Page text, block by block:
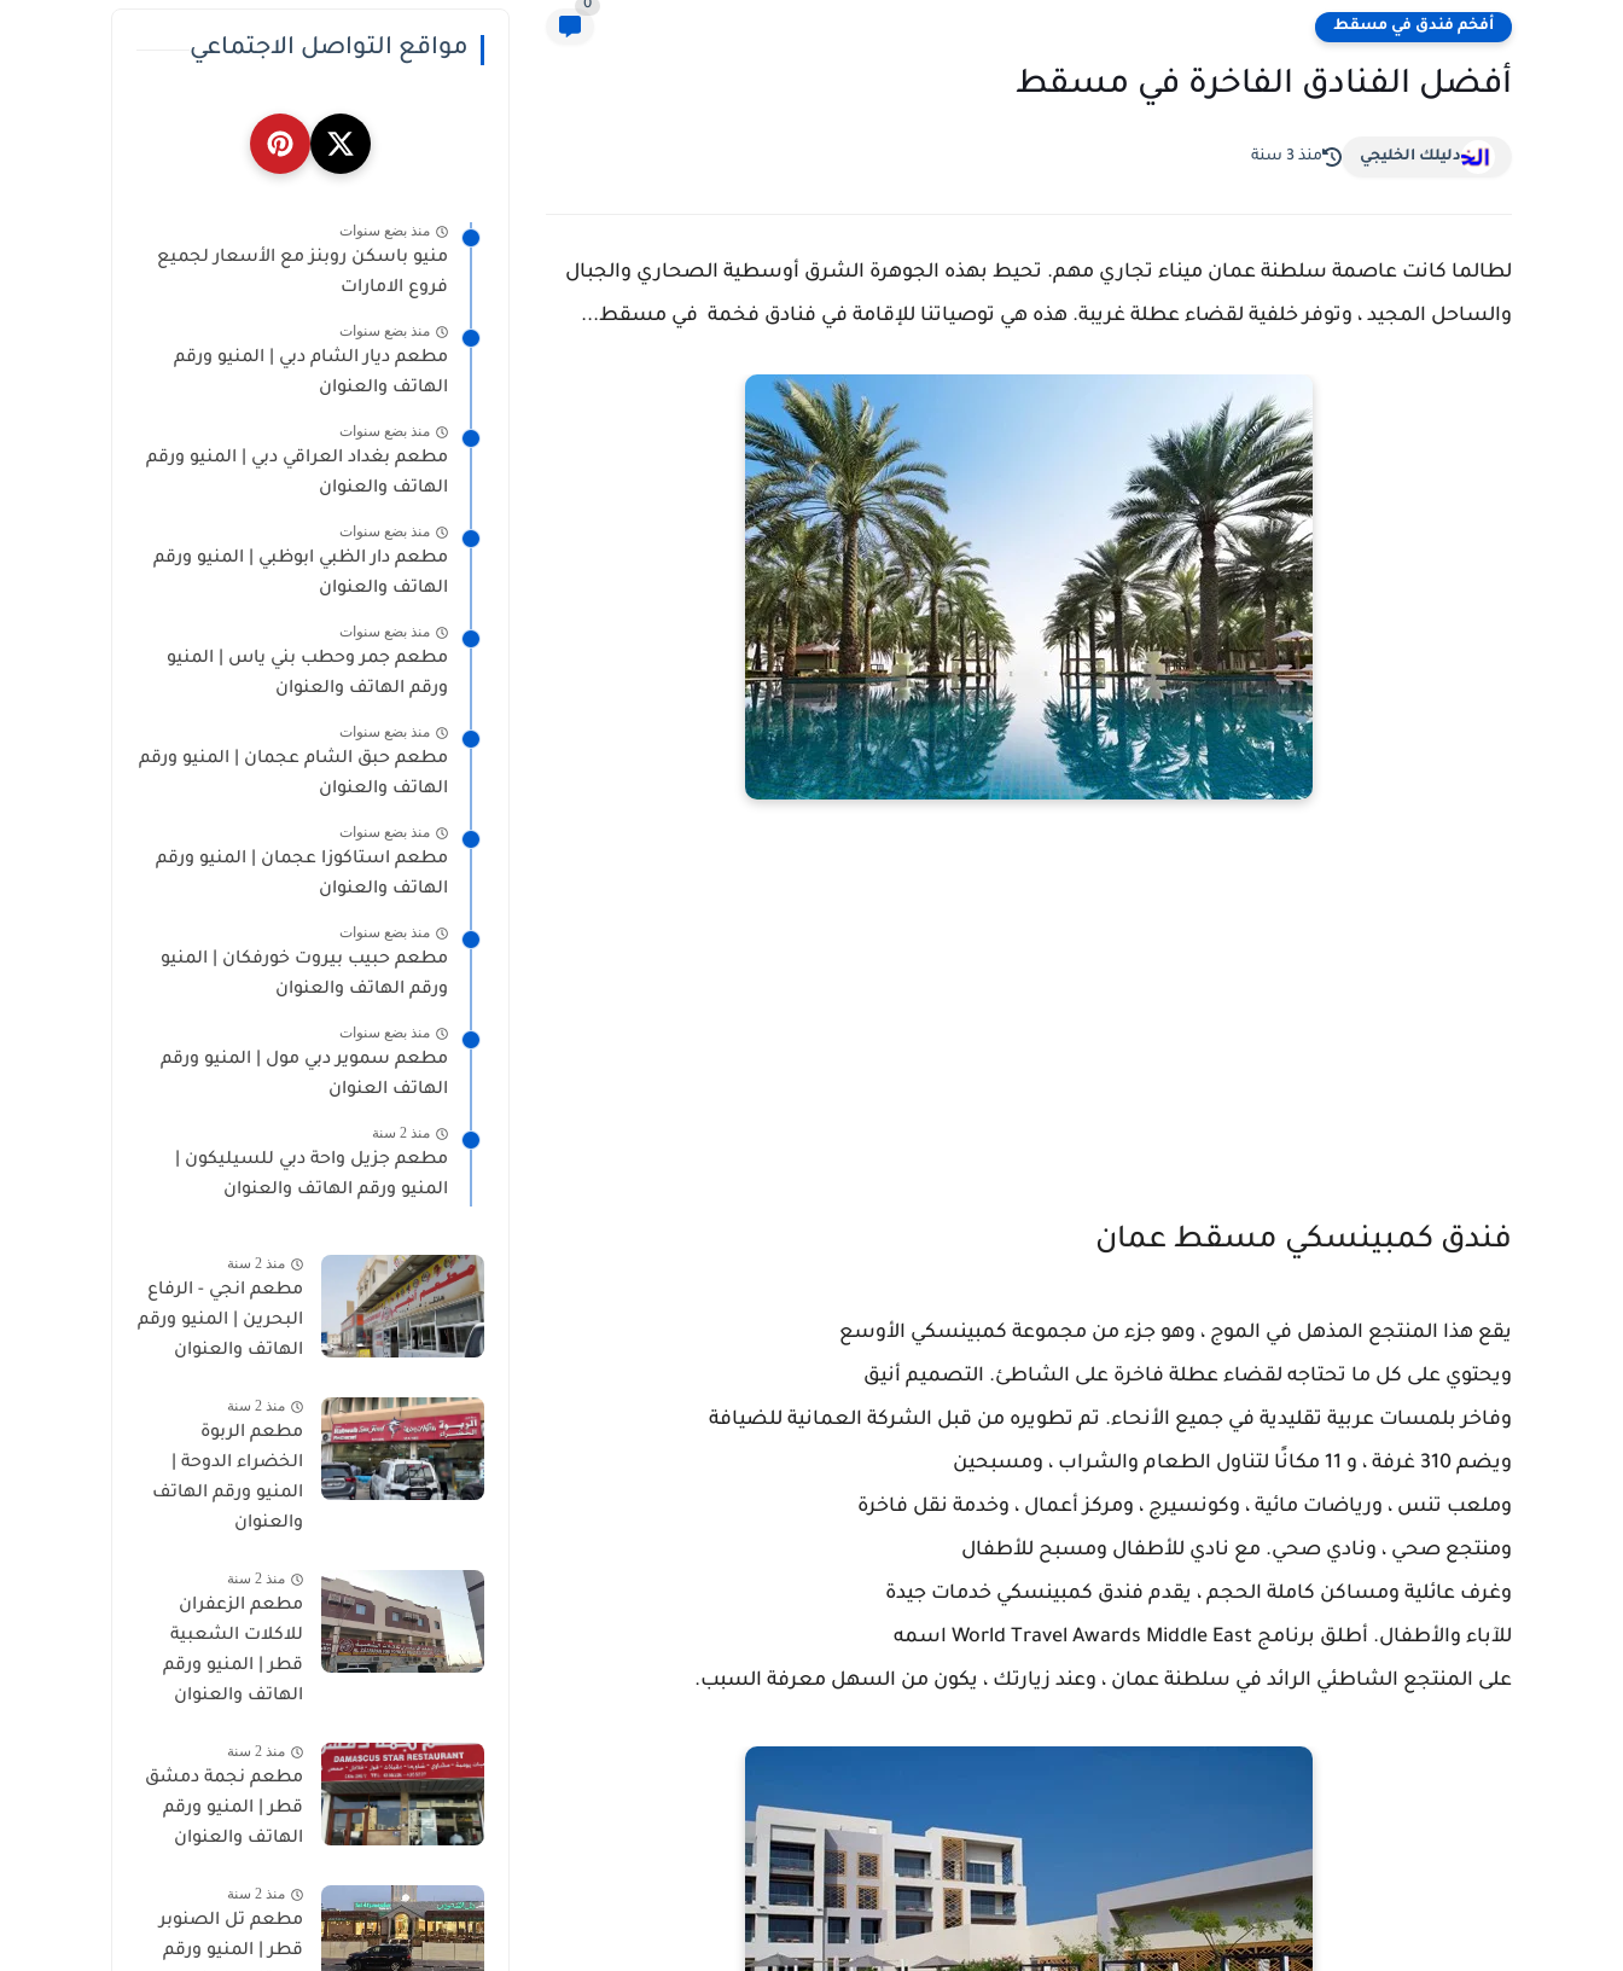
أفخم فندق في مسقط
0
أفضل الفنادق الفاخرة في مسقط
دليلك الخليجي منذ 3 سنة
لطالما كانت عاصمة سلطنة عمان ميناء تجاري مهم. تحيط بهذه الجوهرة الشرق أوسطية الصحاري والجبال
والساحل المجيد ، وتوفر خلفية لقضاء عطلة غريبة. هذه هي توصياتنا للإقامة في فنادق فخمة في مسقط...
فندق كمبينسكي مسقط عمان
يقع هذا المنتجع المذهل في الموج ، وهو جزء من مجموعة كمبينسكي الأوسع
ويحتوي على كل ما تحتاجه لقضاء عطلة فاخرة على الشاطئ. التصميم أنيق
وفاخر بلمسات عربية تقليدية في جميع الأنحاء. تم تطويره من قبل الشركة العمانية للضيافة
ويضم 310 غرفة ، و 11 مكانًا لتناول الطعام والشراب ، ومسبحين
وملعب تنس ، ورياضات مائية ، وكونسيرج ، ومركز أعمال ، وخدمة نقل فاخرة
ومنتجع صحي ، ونادي صحي. مع نادي للأطفال ومسبح للأطفال
وغرف عائلية ومساكن كاملة الحجم ، يقدم فندق كمبينسكي خدمات جيدة
للآباء والأطفال. أطلق برنامج World Travel Awards Middle East اسمه
على المنتجع الشاطئي الرائد في سلطنة عمان ، وعند زيارتك ، يكون من السهل معرفة السبب.
مواقع التواصل الاجتماعي
منذ بضع سنوات
منيو باسكن روبنز مع الأسعار لجميع
فروع الامارات
منذ بضع سنوات
مطعم ديار الشام دبي | المنيو ورقم
الهاتف والعنوان
منذ بضع سنوات
مطعم بغداد العراقي دبي | المنيو ورقم
الهاتف والعنوان
منذ بضع سنوات
مطعم دار الظبي ابوظبي | المنيو ورقم
الهاتف والعنوان
منذ بضع سنوات
مطعم جمر وحطب بني ياس | المنيو
ورقم الهاتف والعنوان
منذ بضع سنوات
مطعم حبق الشام عجمان | المنيو ورقم
الهاتف والعنوان
منذ بضع سنوات
مطعم استاكوزا عجمان | المنيو ورقم
الهاتف والعنوان
منذ بضع سنوات
مطعم حبيب بيروت خورفكان | المنيو
ورقم الهاتف والعنوان
منذ بضع سنوات
مطعم سموير دبي مول | المنيو ورقم
الهاتف العنوان
منذ 2 سنة
مطعم جزيل واحة دبي للسيليكون |
المنيو ورقم الهاتف والعنوان
منذ 2 سنة
مطعم انجي - الرفاع
البحرين | المنيو ورقم
الهاتف والعنوان
منذ 2 سنة
مطعم الربوة
الخضراء الدوحة |
المنيو ورقم الهاتف
والعنوان
منذ 2 سنة
مطعم الزعفران
للاكلات الشعبية
قطر | المنيو ورقم
الهاتف والعنوان
منذ 2 سنة
مطعم نجمة دمشق
قطر | المنيو ورقم
الهاتف والعنوان
منذ 2 سنة
مطعم تل الصنوبر
قطر | المنيو ورقم